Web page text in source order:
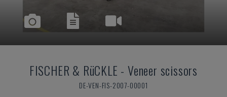
FISCHER & RüCKLE -Veneer scissors
DE-VEN-FIS-2007-00001